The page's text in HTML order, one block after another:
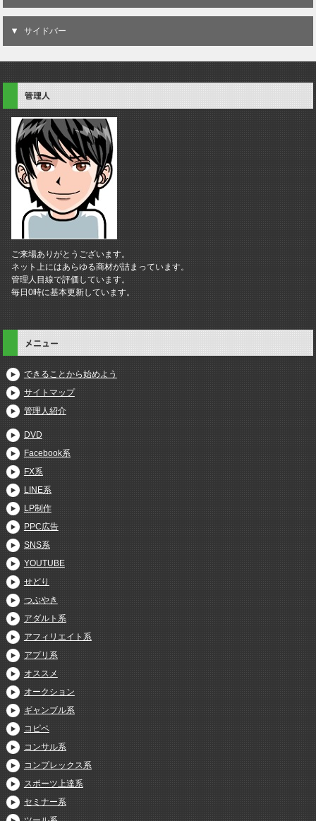
サイドバー
管理人
ご来場ありがとうございます。
ネット上にはあらゆる商材が詰まっています。
管理人目線で評価しています。
毎日0時に基本更新しています。
メニュー
できることから始めよう
サイトマップ
管理人紹介
DVD
Facebook系
FX系
LINE系
LP制作
PPC広告
SNS系
YOUTUBE
せどり
つぶやき
アダルト系
アフィリエイト系
アプリ系
オススメ
オークション
ギャンブル系
コピペ
コンサル系
コンプレックス系
スポーツ上達系
セミナー系